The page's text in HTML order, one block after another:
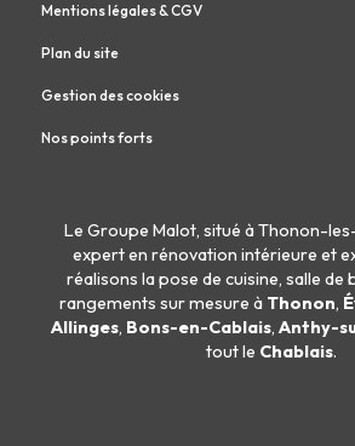
Mentions légales & CGV
Plan du site
Gestion des cookies
Nos points forts
Le Groupe Malot, situé à Thonon-
expert en rénovation intérieure et
réalisons lapose de cuisine, salle de
rangements sur mesure à Thonon,
Allinges, Bons-en-Cablais, Anthy-
tout le Chablais.